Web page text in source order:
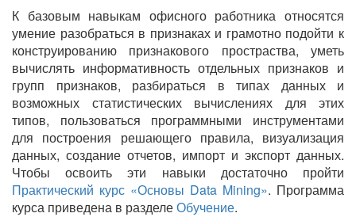
К базовым навыкам офисного работника относятся
умение разобраться в признаках и грамотно подойти к
конструированию признакового простраства, уметь
вычислять информативность отдельных признаков и
групп признаков, разбираться в типах данных и
возможных статистических вычислениях для этих
типов, пользоваться программными инструментами
для построения решающего правила, визуализация
данных, создание отчетов, импорт и экспорт данных.
Чтобы освоить эти навыки достаточно пройти
Практический курс «Основы Data Mining». Программа
курса приведена в разделеОбучение.